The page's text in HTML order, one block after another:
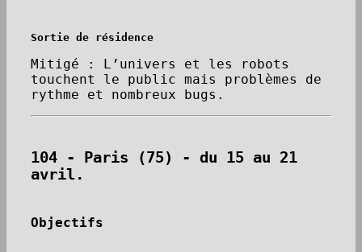
Sortie de résidence
Mitigé : L’univers et les robots
touchent le public mais problèmes de
rythme et nombreux bugs.
104 - Paris (75) - du 15 au 21
avril.
Objectifs